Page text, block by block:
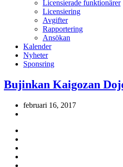
Licensierade funktionärer
Licensiering
Avgifter
Rapportering
Ansökan
Kalender
Nyheter
Sponsring
Bujinkan Kaigozan
februari 16, 2017